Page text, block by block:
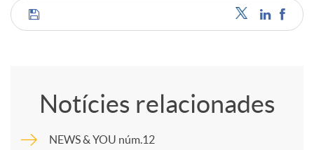
C
Notícies relacionades
NEWS & YOU núm.12